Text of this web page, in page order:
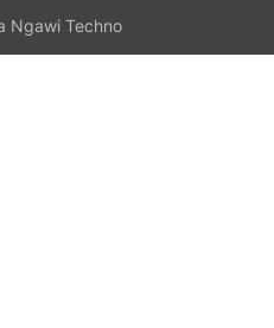
Ngawi Techno